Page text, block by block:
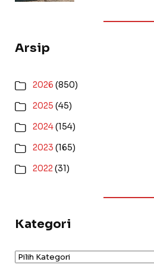
Arsip
2026 (850)
2025 (45)
2024(154)
2023 (165)
2022(31)
Kategori
Kategori